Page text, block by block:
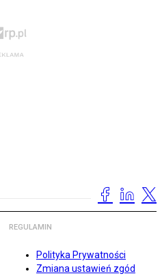
REGULAMIN
Polityka Prywatności
Zmiana ustawień zgód